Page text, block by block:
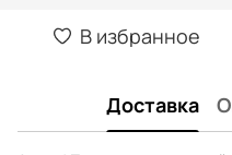
В избранное
Доставка